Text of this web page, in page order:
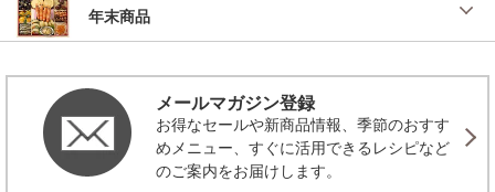
年末商品
メールマガジン登録
お得なセールや新商品情報、季節のおすす
めメニュー、すぐに活用できるレシピなど
のご案内をお届けします。